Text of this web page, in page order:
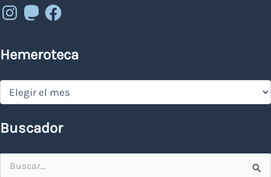
Instagram
MastodonFacebook
Hemeroteca
Hemeroteca
Buscador
por: